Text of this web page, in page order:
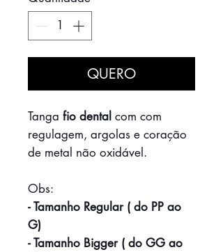
QUERO
Tanga fio dental com com
regulagem, argolas e coração
de metal não oxidável.
Obs:
- Tamanho Regular ( do PP ao
G)
- Tamanho Bigger ( do GG ao